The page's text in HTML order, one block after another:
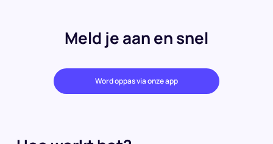
Meld je aan en snel
Word oppas via onze app